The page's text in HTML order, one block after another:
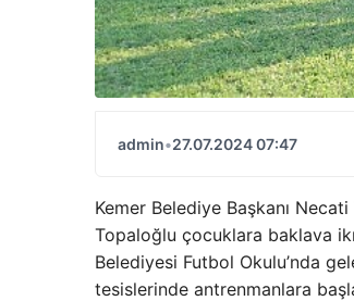
admin•27.07.2024 07:47
Kemer Belediye Başkanı
Topaloğlu çocuklara baklava
Belediyesi Futbol Okulu’nda
tesislerinde antrenmanlara